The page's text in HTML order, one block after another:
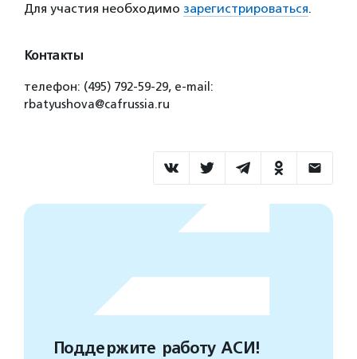
Для участия необходимо зарегистрироваться.
Контакты
телефон: (495) 792-59-29, e-mail:
rbatyushova@cafrussia.ru
Поддержите работу АСИ!